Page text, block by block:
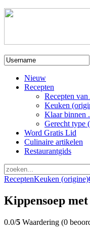
Nieuw
Recepten
Recepten
Keuken
Klaar binnen
Gerecht type
Word Gratis Lid
Culinaire artikelen
Restaurantgids
ReceptenKeuken (origine)
Kippensoep
0.0/5 Waardering (0